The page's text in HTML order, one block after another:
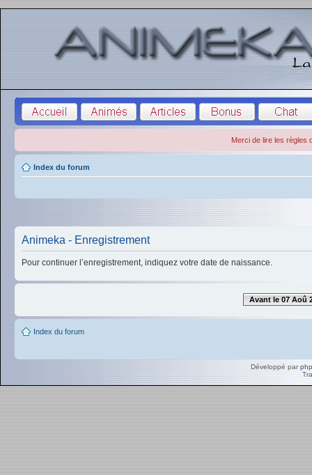
Merci de lire les règles
Index du forum
Animeka - Enregistrement
Pour continuer l’enregistrement, indiquez votre date de naissance.
Avant le 07 Aoû
Index du forum
Développé par